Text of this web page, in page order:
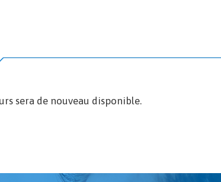
sera de nouveau disponible.